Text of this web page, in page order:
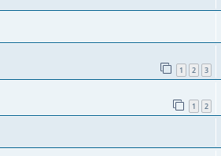
1 2 3
1 2